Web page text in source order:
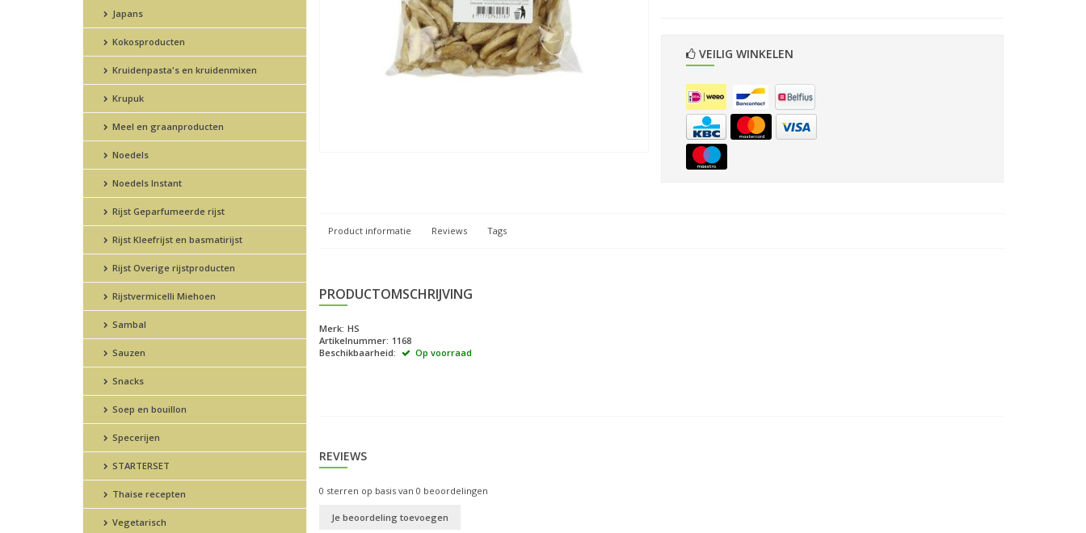
Japans
Kokosproducten
Kruidenpasta's en kruidenmixen
Krupuk
Meel en graanproducten
Noedels
Noedels Instant
Rijst Geparfumeerde rijst
Rijst Kleefrijst en basmatirijst
Rijst Overige rijstproducten
Rijstvermicelli Miehoen
Sambal
Sauzen
Snacks
Soep en bouillon
Specerijen
STARTERSET
Thaise recepten
Vegetarisch
VEILIG WINKELEN
Product informatie Reviews Tags
PRODUCTOMSCHRIJVING
Merk: HS
Artikelnummer: 1168
Beschikbaarheid:
Op voorraad
REVIEWS
0 sterren op basis van 0 beoordelingen
Je beoordeling toevoegen